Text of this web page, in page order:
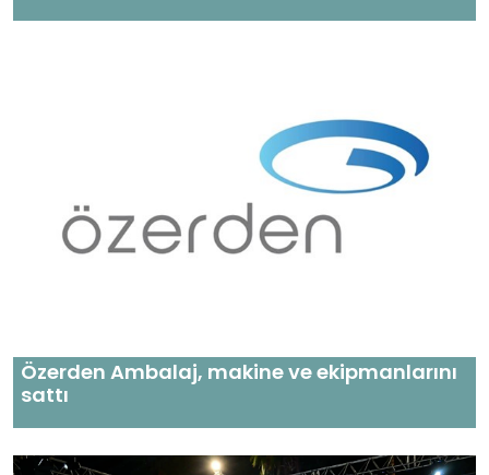
Özerden Ambalaj, makine ve ekipmanlarını
sattı